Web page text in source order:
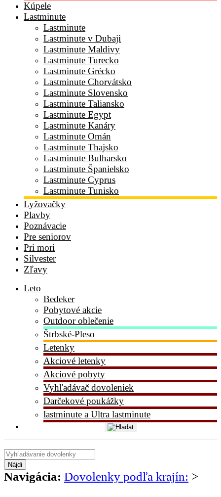
Kúpele
Lastminute
Lastminute
Lastminute v Dubaji
Lastminute Maldivy
Lastminute Turecko
Lastminute Grécko
Lastminute Chorvátsko
Lastminute Slovensko
Lastminute Taliansko
Lastminute Egypt
Lastminute Kanáry
Lastminute Omán
Lastminute Thajsko
Lastminute Bulharsko
Lastminute Španielsko
Lastminute Cyprus
Lastminute Tunisko
Lyžovačky
Plavby
Poznávacie
Pre seniorov
Pri mori
Silvester
Zľavy
Leto
Bedeker
Pobytové akcie
Outdoor oblečenie
Štrbské-Pleso
Letenky
Akciové letenky
Akciové pobyty
Vyhľadávač dovoleniek
Darčekové poukážky
lastminute a Ultra lastminute
Nájdi
Navigácia: Dovolenky podľa krajín: >